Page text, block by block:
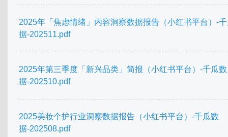
2025年「焦虑情绪」内容洞察数据报告（小红书平台）-
据-202511.pdf
2025年第三季度「新兴品类」简报（小红书平台）-千瓜数
据-202510.pdf
2025美妆个护行业洞察数据报告（小红书平台）-千瓜数
据-202508.pdf